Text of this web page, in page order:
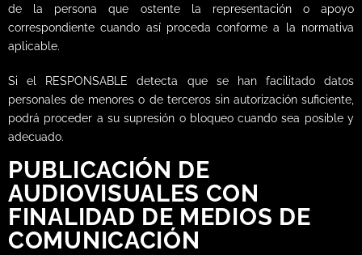
de la persona que ostente la representación o apoyo
correspondiente cuando así proceda conforme a la normativa
aplicable.
Si el RESPONSABLE detecta que se han facilitado datos
personales de menores o de terceros sin autorización suficiente,
podrá proceder a su supresión o bloqueo cuando sea posible y
adecuado.
PUBLICACIÓN DE
AUDIOVISUALES CON
FINALIDAD DE MEDIOS DE
COMUNICACIÓN